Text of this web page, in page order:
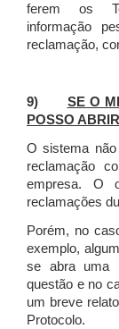
ferem os
informação
reclamação,
9) SE O
POSSO
O sistema
reclamação
empresa. O
reclamações
Porém, no
exemplo,
se abra uma
questão e no
um breve
Protocolo.